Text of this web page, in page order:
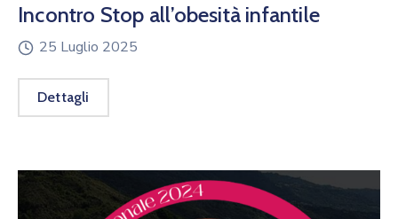
Incontro Stop all’obesità infantile
25 Luglio 2025
Dettagli